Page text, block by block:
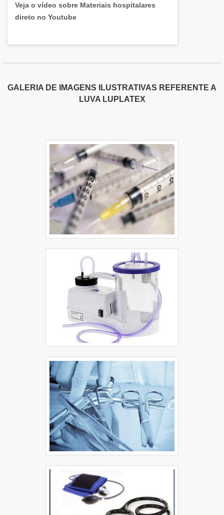
Veja o vídeo sobre Materiais hospitalares
direto no Youtube
GALERIA DE IMAGENS ILUSTRATIVAS REFERENTE A
LUVA LUPLATEX